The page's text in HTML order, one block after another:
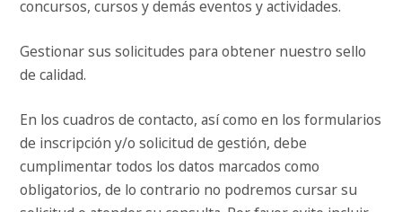
concursos, cursos y demás eventos y actividades.
Gestionar sus solicitudes para obtener nuestro sello
de calidad.
En los cuadros de contacto, así como en los formularios
de inscripción y/o solicitud de gestión, debe
cumplimentar todos los datos marcados como
obligatorios, de lo contrario no podremos cursar su